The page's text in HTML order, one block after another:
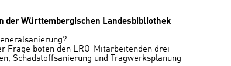
Württembergischen Landesbibliothek
Frage boten den LRO-Mitarbeitenden drei
Schadstoffsanierung und Tragwerksplanung